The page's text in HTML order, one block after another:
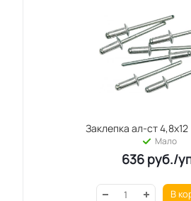
Заклепка ал-ст
Мало
636 руб./
В